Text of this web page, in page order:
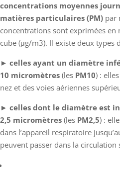
concentrations moyennes
matières particulaires (PM) par
concentrations sont exprimées
cube (μg/m3). Il existe deux types
► celles ayant un diamètre
10 micromètres (les PM10) :
nez et des voies aériennes
► celles dont le diamètre est
2,5 micromètres (les PM2,5) :
dans l’appareil respiratoire
peuvent passer dans la circulation